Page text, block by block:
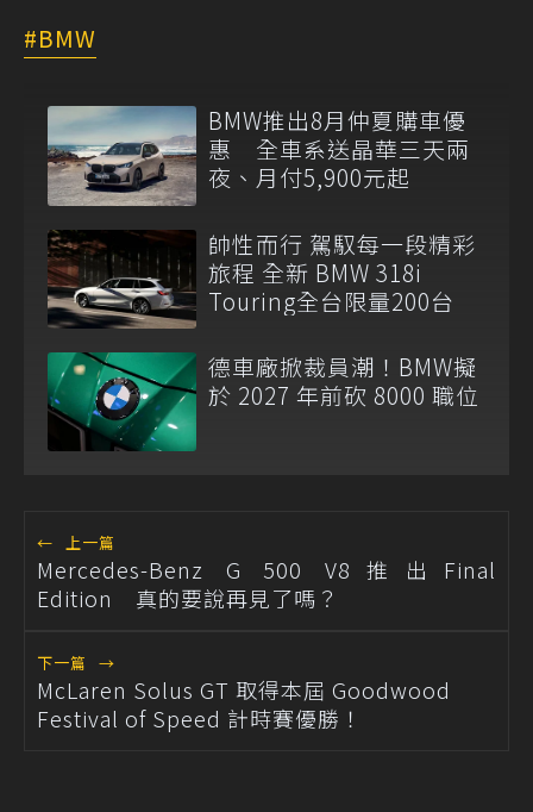
BMW
BMW推出8月仲夏購車優
惠 全車系送晶華三天兩
夜、月付5,900元起
帥性而行 駕馭每一段精彩
旅程 全新 BMW 318i
Touring全台限量200台
德車廠掀裁員潮！BMW擬
於 2027 年前砍 8000 職位
← 上一篇
Mercedes-Benz G 500 V8推出Final
Edition 真的要說再見了嗎？
下一篇 →
McLaren Solus GT 取得本屆 Goodwood
Festival of Speed 計時賽優勝！